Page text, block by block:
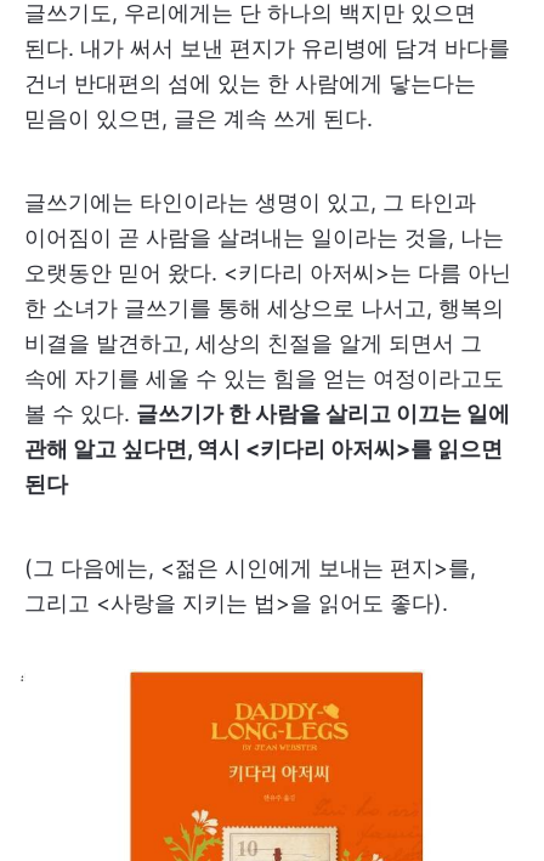
글쓰기도, 우리에게는 단 하나의 백지만 있으면
된다. 내가 써서 보낸 편지가 유리병에 담겨 바다를
건너 반대편의 섬에 있는 한 사람에게 닿는다는
믿음이 있으면, 글은 계속 쓰게 된다.
글쓰기에는 타인이라는 생명이 있고, 그 타인과
이어짐이 곧 사람을 살려내는 일이라는 것을, 나는
오랫동안 믿어 왔다. <키다리 아저씨>는 다름 아닌
한 소녀가 글쓰기를 통해 세상으로 나서고, 행복의
비결을 발견하고, 세상의 친절을 알게 되면서 그
속에 자기를 세울 수 있는 힘을 얻는 여정이라고도
볼 수 있다. 글쓰기가 한 사람을 살리고 이끄는 일에
관해 알고 싶다면, 역시 <키다리 아저씨>를 읽으면
된다
(그 다음에는, <젊은 시인에게 보내는 편지>를,
그리고 <사랑을 지키는 법>을 읽어도 좋다).